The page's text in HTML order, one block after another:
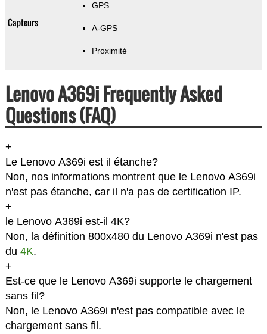
Capteurs
GPS
A-GPS
Proximité
Lenovo A369i Frequently Asked
Questions (FAQ)
+
Le Lenovo A369i est il étanche?
Non, nos informations montrent que le Lenovo A369i
n'est pas étanche, car il n'a pas de certification IP.
+
le Lenovo A369i est-il 4K?
Non, la définition 800x480 du Lenovo A369i n'est pas
du 4K.
+
Est-ce que le Lenovo A369i supporte le chargement
sans fil?
Non, le Lenovo A369i n'est pas compatible avec le
chargement sans fil.